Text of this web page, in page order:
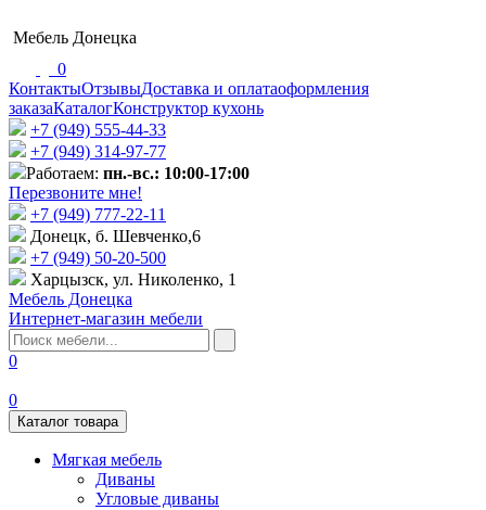
Мебель Донецка
0
КонтактыОтзывыДоставка и оплатаоформления
заказаКаталогКонструктор кухонь
+7 (949) 555-44-33
+7 (949) 314-97-77
Работаем: пн.-вс.: 10:00-17:00
Перезвоните мне!
+7 (‎949) 777-22-11
Донецк, б. Шевченко,6
+7 (949) 50-20-500
Харцызск, ул. Николенко, 1
Мебель Донецка
Интернет-магазин мебели
0
0
Каталог товара
Мягкая мебель
Диваны
Угловые диваны